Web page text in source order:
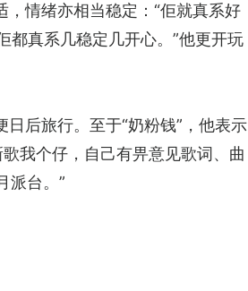
情绪亦相当稳定：“佢就真系好
都真系几稳定几开心。”他更开玩
后旅行。至于“奶粉钱”，他表示
我个仔，自己有畀意见歌词、曲
派台。”